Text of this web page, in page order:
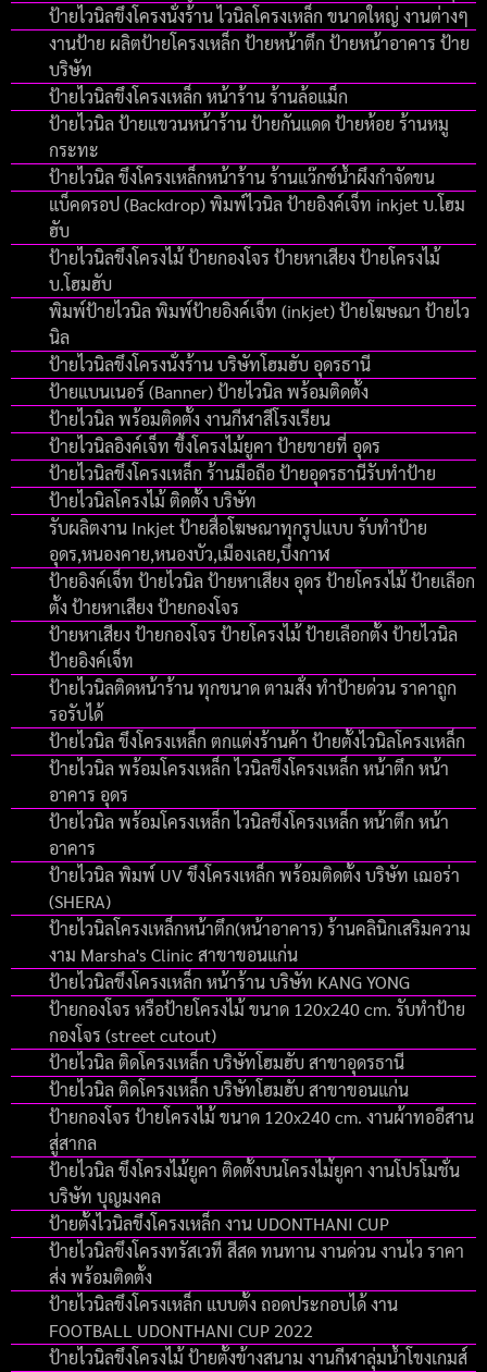
ป้ายไวนิลขึงโครงนั่งร้าน ไวนิลโครงเหล็ก ขนาดใหญ่ งานต่างๆ
งานป้าย ผลิตป้ายโครงเหล็ก ป้ายหน้าตึก ป้ายหน้าอาคาร ป้าย
บริษัท
ป้ายไวนิลขึงโครงเหล็ก หน้าร้าน ร้านล้อแม็ก
ป้ายไวนิล ป้ายแขวนหน้าร้าน ป้ายกันแดด ป้ายห้อย ร้านหมู
กระทะ
ป้ายไวนิล ขึงโครงเหล็กหน้าร้าน ร้านแว๊กซ์น้ำผึงกำจัดขน
แบ็คดรอป (Backdrop) พิมพ์ไวนิล ป้ายอิงค์เจ็ท inkjet บ.โฮม
ฮับ
ป้ายไวนิลขึงโครงไม้ ป้ายกองโจร ป้ายหาเสียง ป้ายโครงไม้
บ.โฮมฮับ
พิมพ์ป้ายไวนิล พิมพ์ป้ายอิงค์เจ็ท (inkjet) ป้ายโฆษณา ป้ายไว
นิล
ป้ายไวนิลขึงโครงนั่งร้าน บริษัทโฮมฮับ อุดรธานี
ป้ายแบนเนอร์ (Banner) ป้ายไวนิล พร้อมติดตั้ง
ป้ายไวนิล พร้อมติดตั้ง งานกีฬาสีโรงเรียน
ป้ายไวนิลอิงค์เจ็ท ขึ้งโครงไม้ยูคา ป้ายขายที่ อุดร
ป้ายไวนิลขึงโครงเหล็ก ร้านมือถือ ป้ายอุดรธานีรับทำป้าย
ป้ายไวนิลโครงไม้ ติดตั้ง บริษัท
รับผลิตงาน Inkjet ป้ายสื่อโฆษณาทุกรูปแบบ รับทำป้าย
อุดร,หนองคาย,หนองบัว,เมืองเลย,บึงกาฬ
ป้ายอิงค์เจ็ท ป้ายไวนิล ป้ายหาเสียง อุดร ป้ายโครงไม้ ป้ายเลือก
ตั้ง ป้ายหาเสียง ป้ายกองโจร
ป้ายหาเสียง ป้ายกองโจร ป้ายโครงไม้ ป้ายเลือกตั้ง ป้ายไวนิล
ป้ายอิงค์เจ็ท
ป้ายไวนิลติดหน้าร้าน ทุกขนาด ตามสั่ง ทำป้ายด่วน ราคาถูก
รอรับได้
ป้ายไวนิล ขึงโครงเหล็ก ตกแต่งร้านค้า ป้ายตั้งไวนิลโครงเหล็ก
ป้ายไวนิล พร้อมโครงเหล็ก ไวนิลขึงโครงเหล็ก หน้าตึก หน้า
อาคาร อุดร
ป้ายไวนิล พร้อมโครงเหล็ก ไวนิลขึงโครงเหล็ก หน้าตึก หน้า
อาคาร
ป้ายไวนิล พิมพ์ UV ขึงโครงเหล็ก พร้อมติดตั้ง บริษัท เฌอร่า
(SHERA)
ป้ายไวนิลโครงเหล็กหน้าตึก(หน้าอาคาร) ร้านคลินิกเสริมความ
งาม Marsha's Clinic สาขาขอนแก่น
ป้ายไวนิลขึงโครงเหล็ก หน้าร้าน บริษัท KANG YONG
ป้ายกองโจร หรือป้ายโครงไม้ ขนาด 120x240 cm. รับทำป้าย
กองโจร (street cutout)
ป้ายไวนิล ติดโครงเหล็ก บริษัทโฮมฮับ สาขาอุดรธานี
ป้ายไวนิล ติดโครงเหล็ก บริษัทโฮมฮับ สาขาขอนแก่น
ป้ายกองโจร ป้ายโครงไม้ ขนาด 120x240 cm. งานผ้าทออีสาน
สู่สากล
ป้ายไวนิล ขึงโครงไม้ยูคา ติดตั้งบนโครงไม่้ยูคา งานโปรโมชั่น
บริษัท บุญมงคล
ป้ายตั้งไวนิลขึงโครงเหล็ก งาน UDONTHANI CUP
ป้ายไวนิลขึงโครงทรัสเวที สีสด ทนทาน งานด่วน งานไว ราคา
ส่ง พร้อมติดตั้ง
ป้ายไวนิลขึงโครงเหล็ก แบบตั้ง ถอดประกอบได้ งาน
FOOTBALL UDONTHANI CUP 2022
ป้ายไวนิลขึงโครงไม้ ป้ายตั้งข้างสนาม งานกีฬาลุ่มน้ำโขงเกมส์